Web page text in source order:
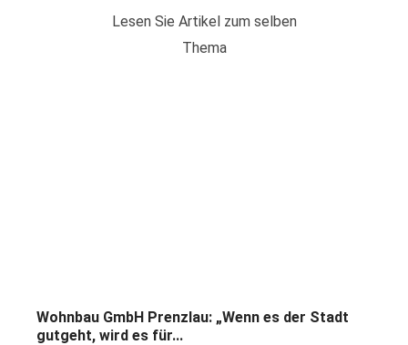
Lesen Sie Artikel zum selben
Thema
Wohnbau GmbH Prenzlau: „Wenn es der Stadt
gutgeht, wird es für...